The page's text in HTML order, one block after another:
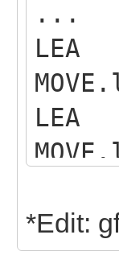
...
max
*Edit: